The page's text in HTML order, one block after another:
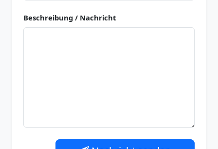
Beschreibung / Nachricht